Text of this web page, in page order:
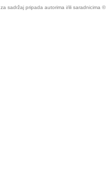
sadržaj pripada autorima i/ili saradnicima ©